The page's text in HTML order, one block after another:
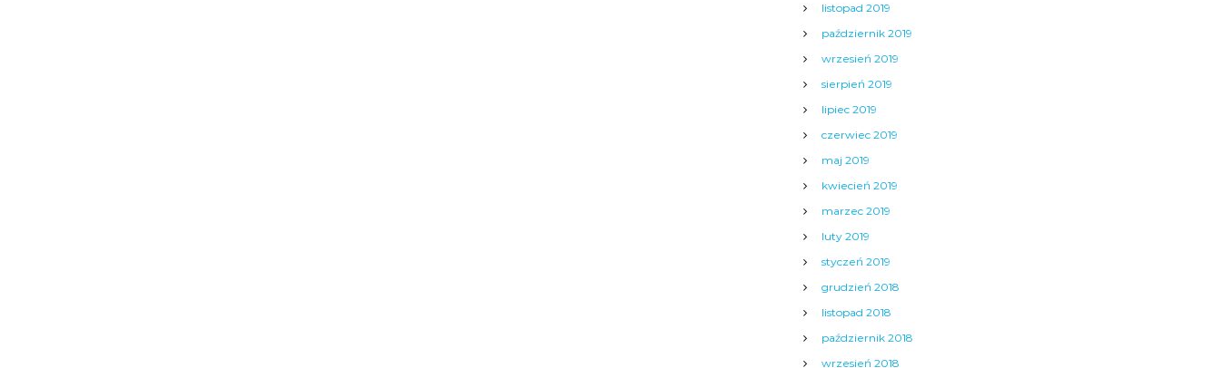
listopad 2019
październik 2019
wrzesień 2019
sierpień 2019
lipiec 2019
czerwiec 2019
maj 2019
kwiecień 2019
marzec 2019
luty 2019
styczeń 2019
grudzień 2018
listopad 2018
październik 2018
wrzesień 2018